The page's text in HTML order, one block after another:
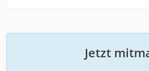
Jetzt